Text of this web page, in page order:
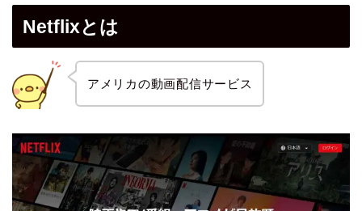
Netflixとは
アメリカの動画配信サービス